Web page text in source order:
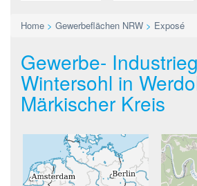
Home > Gewerbeflächen NRW > Exposé
Gewerbe-
Wintersohl in
Märkischer Kreis